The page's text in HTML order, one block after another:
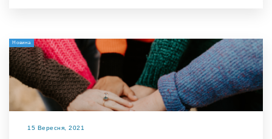
Новина
15 Вересня, 2021